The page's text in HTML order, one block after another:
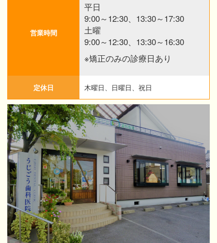
営業時間
平日
9:00～12:30、13:30～17:30
土曜
9:00～12:30、13:30～16:30
※矯正のみの診療日あり
定休日 木曜日、日曜日、祝日